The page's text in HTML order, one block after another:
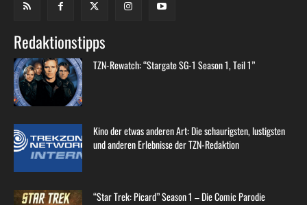
Redaktionstipps
TZN-Rewatch: “Stargate SG-1 Season 1, Teil 1”
Kino der etwas anderen Art: Die schaurigsten, lustigsten
und anderen Erlebnisse der TZN-Redaktion
“Star Trek: Picard” Season 1 – Die Comic Parodie